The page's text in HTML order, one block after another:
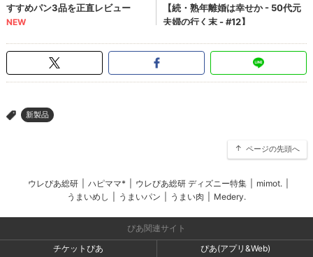
> 新製品
ページの先頭へ
ウレぴあ総研 ハピママ* ウレぴあ総研 ディズニー特集 mimot.
うまいめし
うまいパン うまい肉 Medery.
ぴあ関連サイト
チケットぴあ
ぴあ(アプリ&Web)